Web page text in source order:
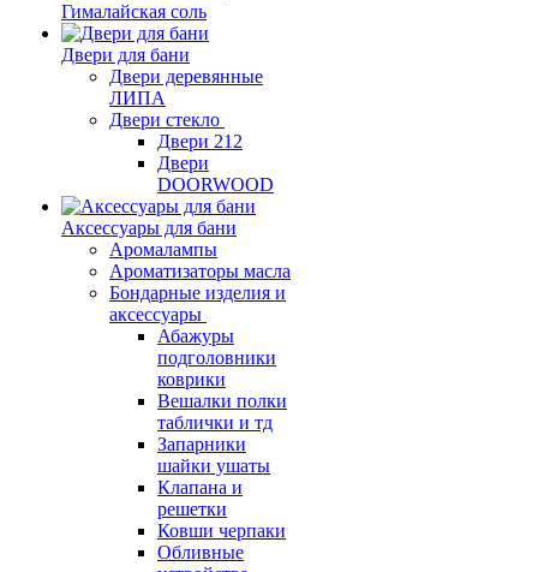
Гималайская соль
Двери для бани
Двери деревянные
ЛИПА
Двери стекло
Двери 212
Двери
DOORWOOD
Аксессуары для бани
Аромалампы
Ароматизаторы масла
Бондарные изделия и
аксессуары
Абажуры
подголовники
коврики
Вешалки полки
таблички и тд
Запарники
шайки ушаты
Клапана и
решетки
Ковши черпаки
Обливные